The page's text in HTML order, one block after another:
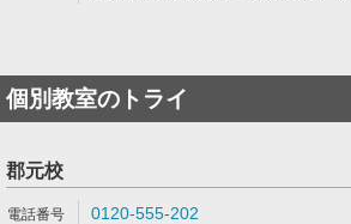
個別教室のトライ
郡元校
0120-555-202